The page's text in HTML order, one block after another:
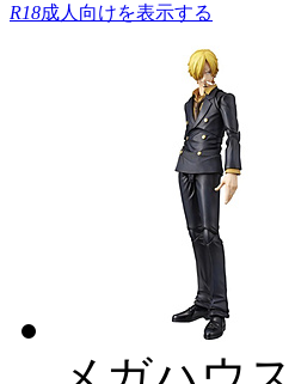
R18成人向けを表示する